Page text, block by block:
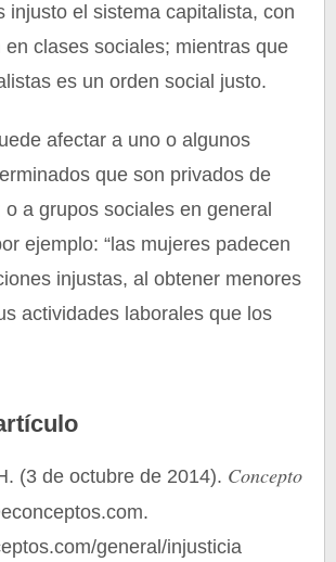
injusto el sistema capitalista, con
en clases sociales; mientras que
es un orden social justo.
afectar a uno o algunos
que son privados de
a grupos sociales en general
ejemplo: “las mujeres padecen
injustas, al obtener menores
actividades laborales que los
(3 de octubre de 2014). Concepto
general/injusticia